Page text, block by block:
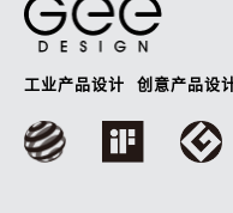
工业产品设计 创意产品设